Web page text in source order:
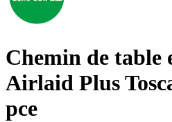
Chemin de table
Airlaid Plus
pce